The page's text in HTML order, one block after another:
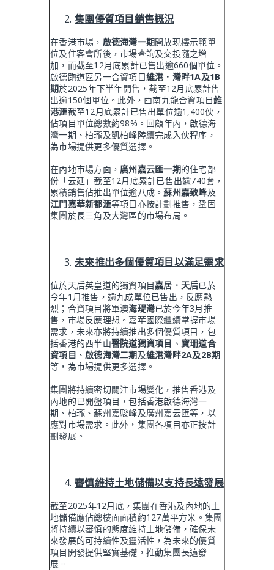
集團優質項目銷售概況
在香港市場， 啟德海灣一期開放現樓示範單
位及住客會所後，市場查詢及交投隨之增
加，而截至12月底累計已售出逾660個單位。
啟德跑道區另一合資項目維港．灣畔1A及1B
期於2025年下半年開售，截至12月底累計售
出逾150個單位。此外，西南九龍合資項目維
港滙截至12月底累計已售出單位逾1,400伙，
佔項目單位總數約98%。回顧年內，啟德海
灣一期、柏瓏及凱柏峰陸續完成入伙程序，
為市場提供更多優質選擇。
在內地市場方面， 廣州嘉云匯一期的住宅部
份「云廷」截至12月底累計已售出逾740套，
累積銷售佔推出單位逾八成。蘇州嘉致峰及
江門嘉華新都滙等項目亦按計劃推售，鞏固
集團於長三角及大灣區的市場布局。
未來推出多個優質項目以滿足需求
位於天后英皇道的獨資項目嘉居 ．天后已於
今年1月推售，逾九成單位已售出，反應熱
烈；合資項目將軍澳海瑅灣已於今年3月推
售，市場反應理想。嘉華國際繼續掌握市場
需求，未來亦將持續推出多個優質項目，包
括香港的西半山醫院道獨資項目 、 寶珊道合
資項目 、啟德海灣二期及維港灣畔2A及2B期
等，為市場提供更多選擇。
集團將持續密切關注市場變化，推售香港及
內地的已開盤項目，包括香港啟德海灣一
期、柏瓏、蘇州嘉駿峰及廣州嘉云匯等，以
應對市場需求。此外，集團各項目亦正按計
劃發展。
審慎維持土地儲備以支持長遠發展
截至2025年12月底，集團在香港及內地的土
地儲備應佔總樓面面積約127萬平方米。集團
將持續以審慎的態度維持土地儲備，確保未
來發展的可持續性及靈活性，為未來的優質
項目開發提供堅實基礎，推動集團長遠發
展。